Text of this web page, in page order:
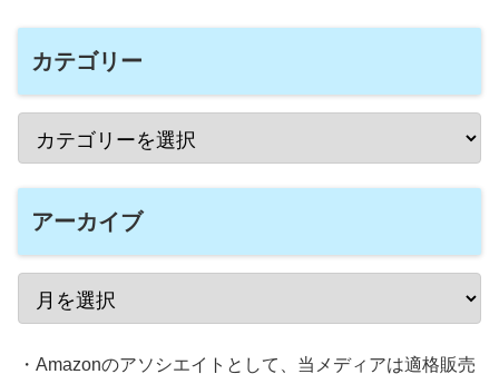
カテゴリー
アーカイブ
・Amazonのアソシエイトとして、当メディアは適格販売